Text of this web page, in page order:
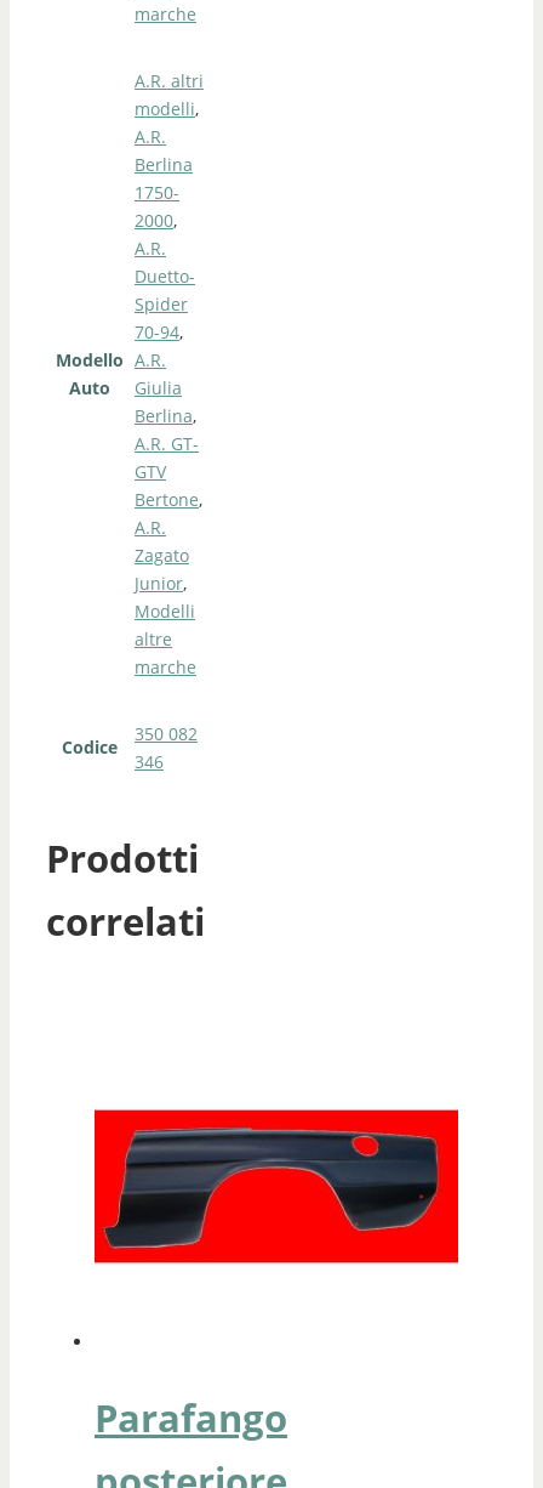
marche
Modello
Auto
A.R. altri
modelli,
A.R.
Berlina
1750-
2000,
A.R.
Duetto-
Spider
70-94,
A.R.
Giulia
Berlina,
A.R. GT-
GTV
Bertone,
A.R.
Zagato
Junior,
Modelli
altre
marche
Codice
350 082
346
Prodotti
correlati
Parafango